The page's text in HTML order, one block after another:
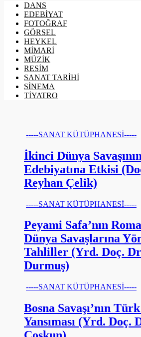
DANS
EDEBİYAT
FOTOĞRAF
GÖRSEL
HEYKEL
MİMARİ
MÜZİK
RESİM
SANAT TARİHİ
SİNEMA
TİYATRO
-----SANAT KÜTÜPHANESİ-----
İkinci Dünya
Edebiyatına Etkisi
Reyhan Çelik)
-----SANAT KÜTÜPHANESİ-----
Peyami Safa’nın
Dünya Savaşlarına
Tahliller (Yrd. Doç.
Durmuş)
-----SANAT KÜTÜPHANESİ-----
Bosna Savaşı’nın
Yansıması (Yrd. Doç.